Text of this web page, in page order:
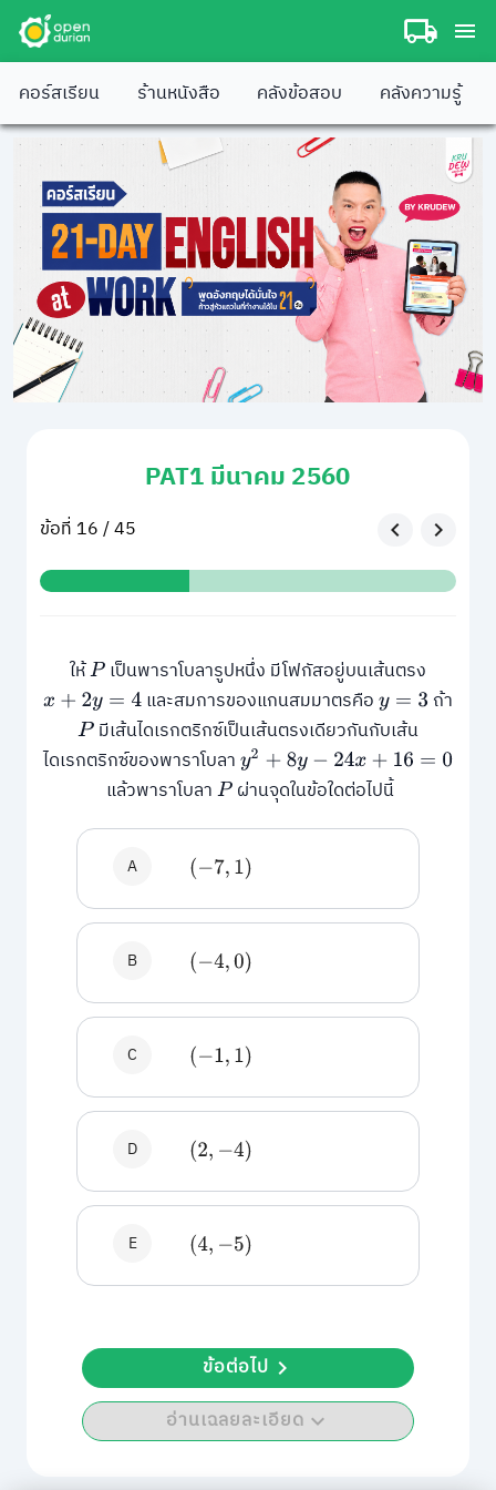
คอร์สเรียน ร้านหนังสือ คลังข้อสอบ คลังความรู้
PAT1 มีนาคม 2560
ข้อที่ 16 / 45
ให้P เป็นพาราโบลารูปหนึ่ง มีโฟกัสอยู่บนเส้นตรง
x+2y=4 และสมการของแกนสมมาตรคือy=3
ถ้า
Pมีเส้นไดเรกตริกซ์เป็นเส้นตรงเดียวกันกับเส้น
ไดเรกตริกซ์ของพาราโบลาy2 +8y−24x +16=0
แล้วพาราโบลาP ผ่านจุดในข้อใดต่อไปนี้
A (−7,1)
B (−4,0)
C (−1,1)
D (2,−4)
E (4,−5)
อ่านเฉลยละเอียด
ข้อต่อไป